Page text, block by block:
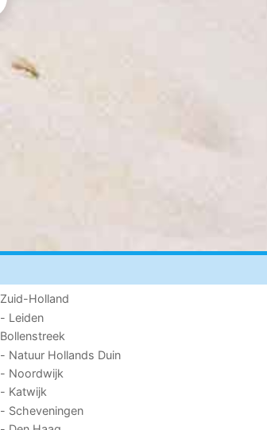
Zuid-Holland
- Leiden
Bollenstreek
- Natuur Hollands Duin
- Noordwijk
- Katwijk
- Scheveningen